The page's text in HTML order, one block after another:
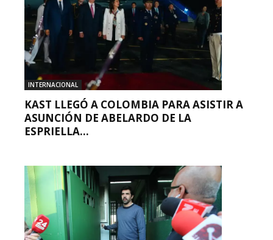
INTERNACIONAL
KAST LLEGÓ A COLOMBIA PARA ASISTIR A
ASUNCIÓN DE ABELARDO DE LA
ESPRIELLA...